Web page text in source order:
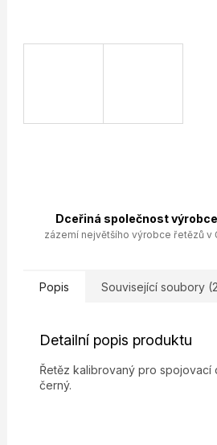
Dceřiná společnost výrobce
zázemí největšího výrobce řetězů v
Popis Související soubory
Detailní popis produktu
Řetěz kalibrovaný pro
černý.